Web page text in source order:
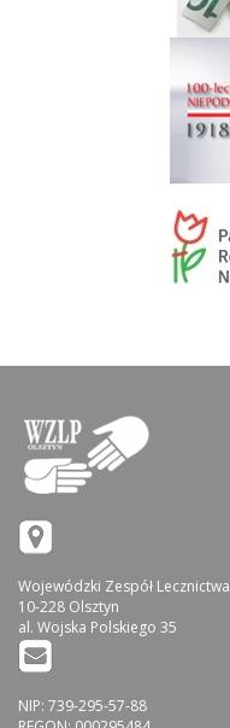
Wojewódzki Zespół
10-228 Olsztyn
al. Wojska Polskiego 35
NIP: 739-295-57-88